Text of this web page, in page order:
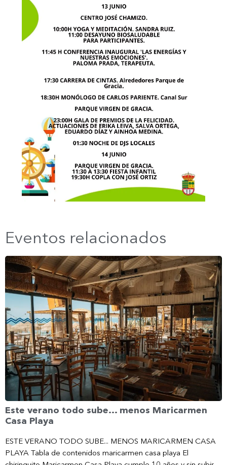
Eventos relacionados
Este verano todo sube… menos Maricarmen
Casa Playa
ESTE VERANO TODO SUBE... MENOS MARICARMEN CASA
PLAYA Tabla de contenidos maricarmen casa playa El